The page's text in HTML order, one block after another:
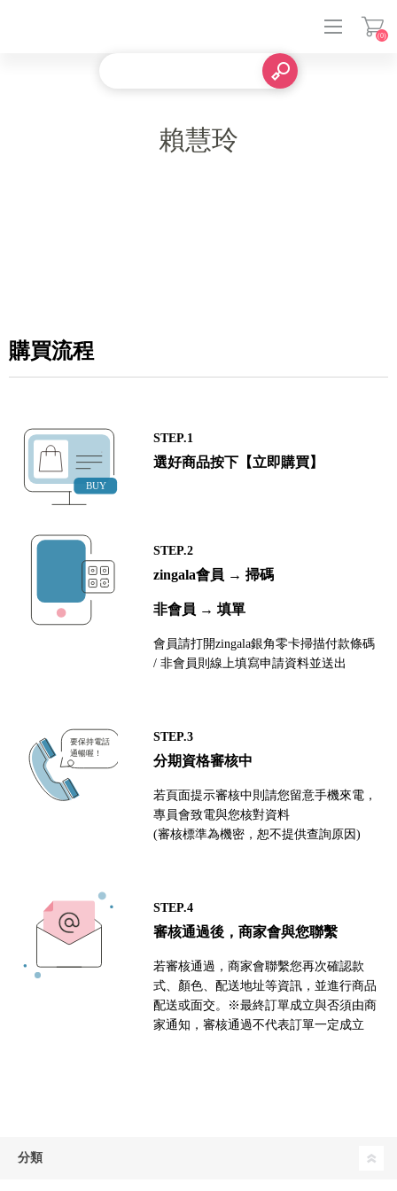
(0)
賴慧玲
購買流程
STEP.1
選好商品按下【立即購買】
STEP.2
zingala會員 → 掃碼
非會員 → 填單
會員請打開zingala銀角零卡掃描付款條碼
/ 非會員則線上填寫申請資料並送出
STEP.3
分期資格審核中
若頁面提示審核中則請您留意手機來電，
專員會致電與您核對資料
(審核標準為機密，恕不提供查詢原因)
STEP.4
審核通過後，商家會與您聯繫
若審核通過，商家會聯繫您再次確認款
式、顏色、配送地址等資訊，並進行商品
配送或面交。※最終訂單成立與否須由商
家通知，審核通過不代表訂單一定成立
分類